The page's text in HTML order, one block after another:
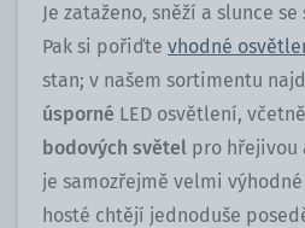
Je zataženo, sněží a slunce
Pak si pořiďte vhodné
stan; v našem sortimentu
úsporné LED osvětlení, včetně
bodových světel pro hřejivou
je samozřejmě velmi
hosté chtějí jednoduše